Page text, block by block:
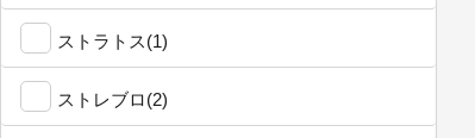
ストラトス(1)
ストレブロ(2)